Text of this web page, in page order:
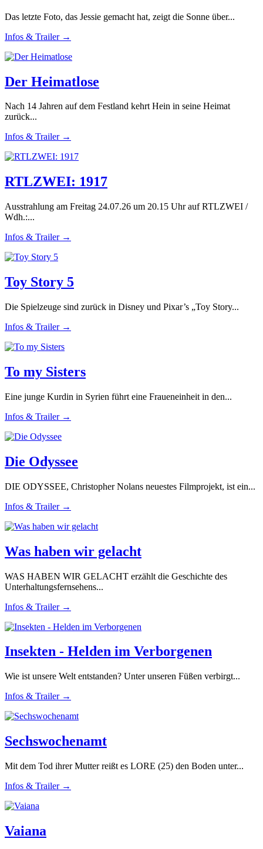
Das letzte Foto, das Jessie gemacht hat, zeigt die Sonne über...
Infos & Trailer →
Der Heimatlose
Nach 14 Jahren auf dem Festland kehrt Hein in seine Heimat
zurück...
Infos & Trailer →
RTLZWEI: 1917
Ausstrahlung am Freitag 24.07.26 um 20.15 Uhr auf RTLZWEI /
Wdh.:...
Infos & Trailer →
Toy Story 5
Die Spielzeuge sind zurück in Disney und Pixar’s „Toy Story...
Infos & Trailer →
To my Sisters
Eine junge Kurdin in Syrien führt eine Fraueneinheit in den...
Infos & Trailer →
Die Odyssee
DIE ODYSSEE, Christopher Nolans neuestes Filmprojekt, ist ein...
Infos & Trailer →
Was haben wir gelacht
WAS HABEN WIR GELACHT erzählt die Geschichte des
Unterhaltungsfernsehens...
Infos & Trailer →
Insekten - Helden im Verborgenen
Wie ist unsere Welt entstanden? Unter unseren Füßen verbirgt...
Infos & Trailer →
Sechswochenamt
Mit dem Tod ihrer Mutter reißt es LORE (25) den Boden unter...
Infos & Trailer →
Vaiana